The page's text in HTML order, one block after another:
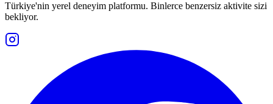
Türkiye'nin yerel deneyim platformu. Binlerce benzersiz aktivite sizi
bekliyor.